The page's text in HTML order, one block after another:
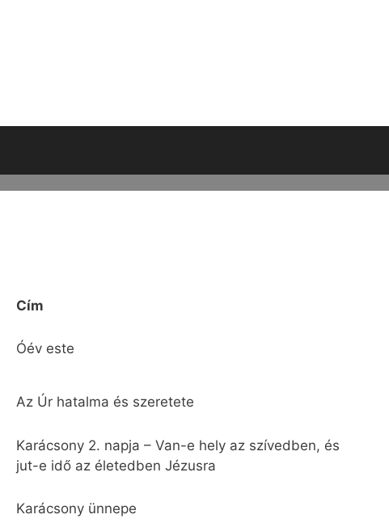
Cím
Óév este
Az Úr hatalma és szeretete
Karácsony 2. napja – Van-e hely az szívedben, és
jut-e idő az életedben Jézusra
Karácsony ünnepe